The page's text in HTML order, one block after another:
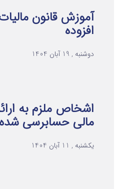
آموزش قانون
افزوده
دوشنبه , 19 آبان 1404
اشخاص ملزم به
مالی حسابرسی شده ۱۴۰۴
یکشنبه , 11 آبان 1404